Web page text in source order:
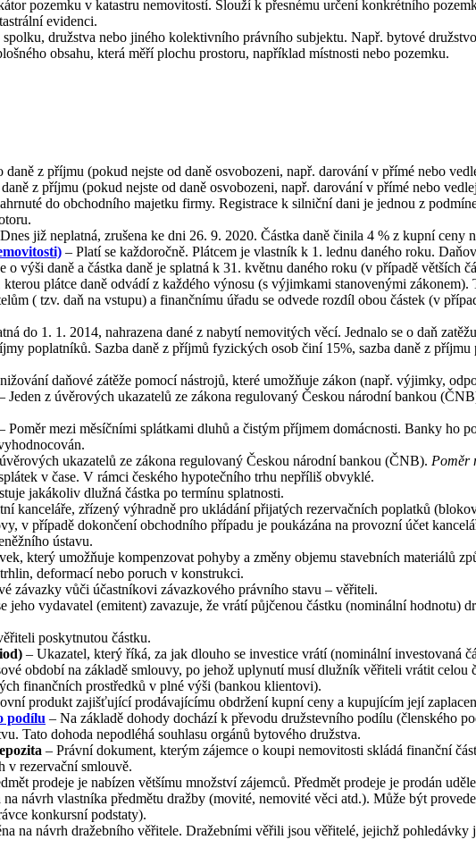
pozemku v katastru nemovitostí. Slouží k přesnému určení konkrétního
evidenci.
družstva nebo jiného kolektivního právního subjektu. Např. bytové
obsahu, která měří plochu prostoru, například místnosti nebo pozemku.
daně z příjmu (pokud nejste od daně osvobozeni, např. darování v přímé nebo
z příjmu (pokud nejste od daně osvobozeni, např. darování v přímé nebo
do obchodního majetku firmy. Registrace k silniční dani je jednou z
již neplatná, zrušena ke dni 26. 9. 2020. Částka daně činila 4 % z kupní
– Platí se každoročně. Plátcem je vlastník k 1. lednu daného roku.
o výši daně a částka daně je splatná k 31. květnu daného roku (v případě větších
kterou plátce daně odvádí z každého výnosu (s výjimkami stanovenými
( tzv. daň na vstupu) a finančnímu úřadu se odvede rozdíl obou částek (v
do 1. 1. 2014, nahrazena dané z nabytí nemovitých věcí. Jednalo se o daň
poplatníků. Sazba daně z příjmů fyzických osob činí 15%, sazba daně z
daňové zátěže pomocí nástrojů, které umožňuje zákon (např. výjimky,
Jeden z úvěrových ukazatelů ze zákona regulovaný Českou národní bankou
Poměr mezi měsíčními splátkami dluhů a čistým příjmem domácnosti. Banky
ukazatelů ze zákona regulovaný Českou národní bankou (ČNB). Poměr
v čase. V rámci českého hypotečního trhu nepříliš obvyklé.
jakákoliv dlužná částka po termínu splatnosti.
kanceláře, zřízený výhradně pro ukládání přijatých rezervačních poplatků
v případě dokončení obchodního případu je poukázána na provozní účet
ústavu.
který umožňuje kompenzovat pohyby a změny objemu stavebních materiálů
deformací nebo poruch v konstrukci.
závazky vůči účastníkovi závazkového právního stavu – věřiteli.
jeho vydavatel (emitent) zavazuje, že vrátí půjčenou částku (nominální
poskytnutou částku.
– Ukazatel, který říká, za jak dlouho se investice vrátí (nominální investovaná
období na základě smlouvy, po jehož uplynutí musí dlužník věřiteli vrátit celou
finančních prostředků v plné výši (bankou klientovi).
produkt zajišťující prodávajícímu obdržení kupní ceny a kupujícím její
podílu – Na základě dohody dochází k převodu družstevního podílu (členského
Tato dohoda nepodléhá souhlasu orgánů bytového družstva.
– Právní dokument, kterým zájemce o koupi nemovitosti skládá finanční
v rezervační smlouvě.
prodeje je nabízen většímu množství zájemců. Předmět prodeje je prodán
na návrh vlastníka předmětu dražby (movité, nemovité věci atd.). Může být
konkursní podstaty).
na návrh dražebního věřitele. Dražebními věřili jsou věřitelé, jejichž